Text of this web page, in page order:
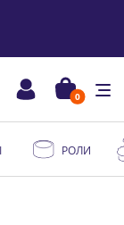
0
РОЛИ